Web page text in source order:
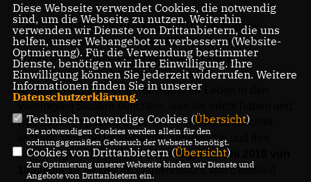
Nelly Rennstich aus Brackenheim, die in wenigen
Wochen zu ihrem einjährigen Aufenthalt in Amerika
aufbricht, wird über die Bewerbung und das
Auswahlverfahren berichten. Ehemalige
Austauschteilnehmer werden über ihr Leben in den
Vereinigten Staaten berichten, was sie erlebt haben und
was es Ihnen gebracht hat. Die Veranstaltung richtet
sich vor allem an interessierte Jugendliche und ihre
Angehörigen und findet amMontag, 18. Juni 2018 von
18:00 bis 19:30 Uhrim Wahlkreisbüro von Eberhard
Diese Webseite verwendet Cookies, die notwendig
sind, um die Webseite zu nutzen. Weiterhin
verwenden wir Dienste von Drittanbietern, die uns
helfen, unser Webangebot zu verbessern (Website-
Optmierung). Für die Verwendung bestimmter
Dienste, benötigen wir Ihre Einwilligung. Ihre
Einwilligung können Sie jederzeit widerrufen. Weitere
Informationen finden Sie in unserer
Datenschutzerklärung.
Technisch notwendige Cookies (Übersicht)
Die notwendigen Cookies werden allein für den
ordnungsgemäßen Gebrauch der Webseite benötigt.
Cookies von Drittanbietern (Übersicht)
Zur Optimierung unserer Webseite binden wir Dienste und
Angebote von Drittanbietern ein.